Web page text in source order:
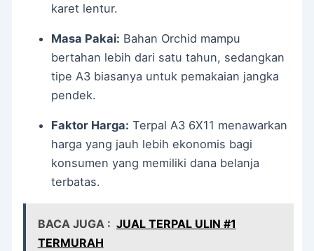
karet lentur.
Masa Pakai: Bahan Orchid mampu
bertahan lebih dari satu tahun, sedangkan
tipe A3 biasanya untuk pemakaian jangka
pendek.
Faktor Harga: Terpal A3 6X11 menawarkan
harga yang jauh lebih ekonomis bagi
konsumen yang memiliki dana belanja
terbatas.
BACA JUGA : JUAL TERPAL ULIN #1
TERMURAH